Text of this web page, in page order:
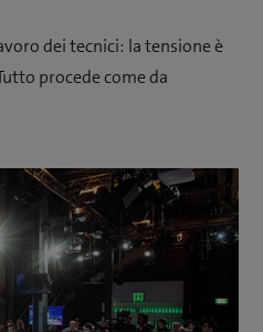
dei tecnici: la tensione è
procede come da